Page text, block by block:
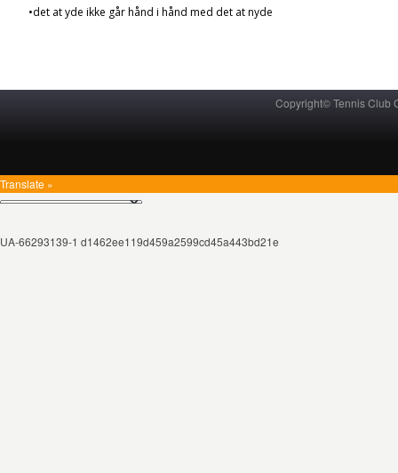
•det at yde ikke går hånd i hånd med det at nyde
Copyright© Tennis Club
Translate »
UA-66293139-1 d1462ee119d459a2599cd45a443bd21e